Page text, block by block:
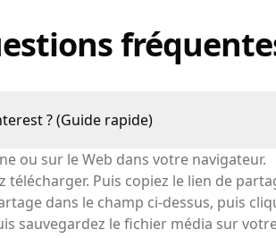
? (Guide rapide)
ou sur le Web dans votre navigateur.
télécharger. Puis copiez le lien de
dans le champ ci-dessus, puis
sauvegardez le fichier média sur